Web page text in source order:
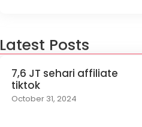
Latest Posts
7,6 JT sehari affiliate
tiktok
October 31, 2024